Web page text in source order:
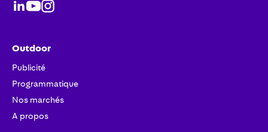
Outdoor
Publicité
Programmatique
Nos marchés
A propos